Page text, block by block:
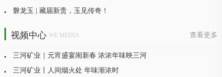
磐龙玉 | 藏届新贵，玉见传奇！
视频中心 WE MEDIA 查看更多
三河矿业｜元宵盛宴闹新春 浓浓年味映三河
三河矿业丨人间烟火处 年味渐浓时